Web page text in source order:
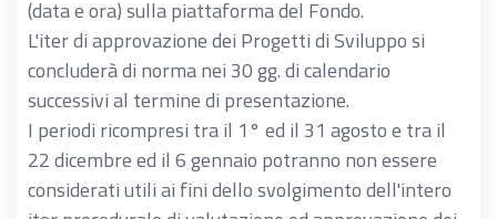
(data e ora) sulla piattaforma del Fondo.
L'iter di approvazione dei Progetti di Sviluppo si
concluderà di norma nei 30 gg. di calendario
successivi al termine di presentazione.
I periodi ricompresi tra il 1° ed il 31 agosto e tra il
22 dicembre ed il 6 gennaio potranno non essere
considerati utili ai fini dello svolgimento dell'intero